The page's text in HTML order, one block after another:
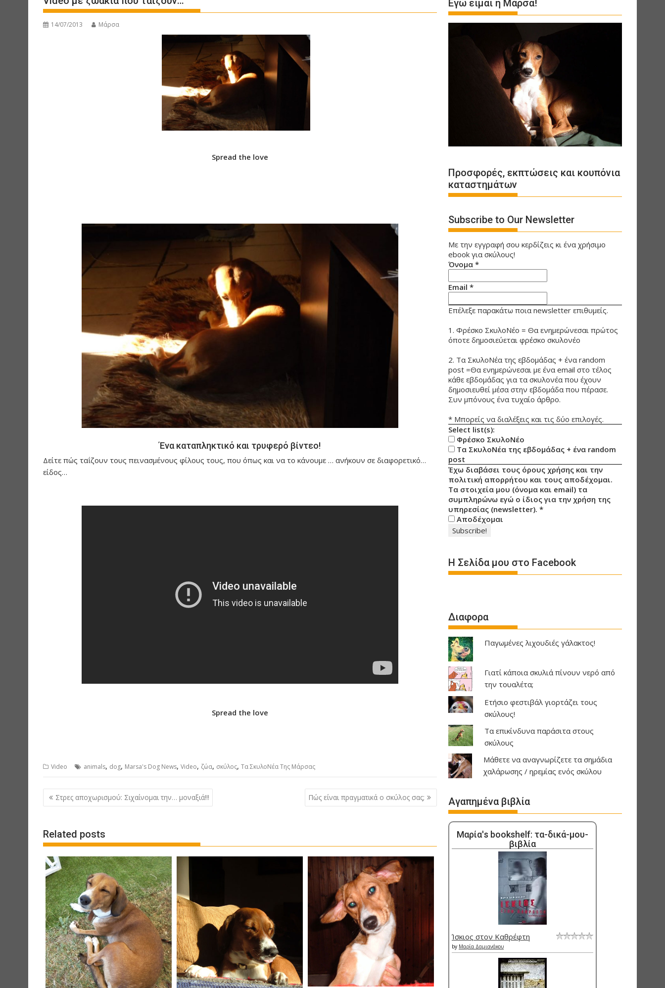
14/07/2013 Μάρσα
Spread the love
Ένα καταπληκτικό και τρυφερό βίντεο!
Δείτε πώς ταΐζουν τους πεινασμένους φίλους τους, που όπως και να το κάνουμε … ανήκουν σε διαφορετικό…
είδος…
Spread the love
Video animals, dog, Marsa's Dog News, Video, ζώα, σκύλος, Τα ΣκυλοΝέα Της Μάρσας
P
o
t
n
a
v
i
g
a
t
i
o
n
Στρες αποχωρισμού: Σιχαίνομαι την… μοναξιά!!! Πώς είναι πραγματικά ο σκύλος σας;
Related posts
Εγώ είμαι η Μάρσα!
Προσφορές, εκπτώσεις και κουπόνια
καταστημάτων
Subscribe to Our Newsletter
Με την εγγραφή σου κερδίζεις κι ένα χρήσιμο
ebook για σκύλους!
Όνομα *
Email *
Επέλεξε παρακάτω ποια newsletter επιθυμείς.
1. Φρέσκο ΣκυλοΝέο = Θα ενημερώνεσαι πρώτος
όποτε δημοσιεύεται φρέσκο σκυλονέο
2. Τα ΣκυλοΝέα της εβδομάδας + ένα random
post =Θα ενημερώνεσαι με ένα email στο τέλος
κάθε εβδομάδας για τα σκυλονέα που έχουν
δημοσιευθεί μέσα στην εβδομάδα που πέρασε.
Συν μπόνους ένα τυχαίο άρθρο.
* Μπορείς να διαλέξεις και τις δύο επιλογές.
Select list(s):
Φρέσκο ΣκυλοΝέο
Τα ΣκυλοΝέα της εβδομάδας + ένα random
post
Έχω διαβάσει τους όρους χρήσης και την
πολιτική απορρήτου και τους αποδέχομαι.
Τα στοιχεία μου (όνομα και email) τα
συμπληρώνω εγώ ο ίδιος για την χρήση της
υπηρεσίας (newsletter). *
Αποδέχομαι
Η Σελίδα μου στο Facebook
Διαφορα
Παγωμένες λιχουδιές γάλακτος!
Γιατί κάποια σκυλιά πίνουν νερό από
την τουαλέτα;
Ετήσιο φεστιβάλ γιορτάζει τους
σκύλους!
Τα επικίνδυνα παράσιτα στους
σκύλους
Μάθετε να αναγνωρίζετε τα σημάδια
χαλάρωσης / ηρεμίας ενός σκύλου
Αγαπημένα βιβλία
Μαρία's bookshelf: τα-δικά-μου-
βιβλία
Ίσκιος στον Καθρέφτη
by Μαρία Δαμιανάκου